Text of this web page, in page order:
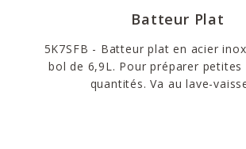
Batteur Plat
5K7SFB - Batteur plat en acier
bol de 6,9L. Pour préparer petites
quantités. Va au lave-